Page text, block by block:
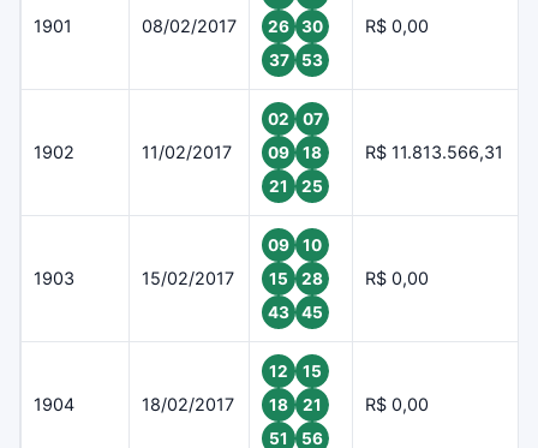
1901 08/02/2017
26
30
37
53
R$ 0,00
1902 11/02/2017
02
07
09
18
21
25
R$ 11.813.566,31
1903 15/02/2017
09
10
15
28
43
45
R$ 0,00
1904 18/02/2017
12
15
18
21
51
56
R$ 0,00